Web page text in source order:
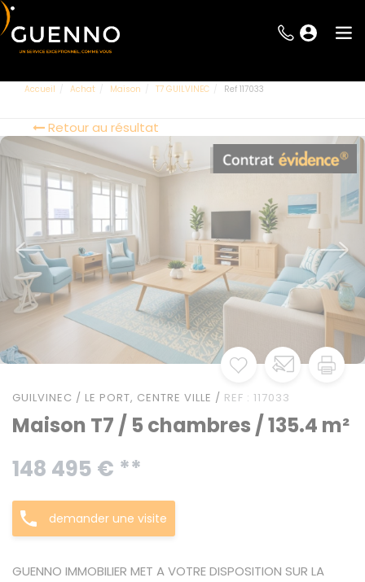
Accueil Achat Maison T7 GUILVINEC Ref 117033
Retour au résultat
GUILVINEC / LE PORT, CENTRE VILLE / REF : 117033
Maison T7 / 5 chambres / 135.4 m²
148 495 € **
demander une visite
GUENNO IMMOBILIER MET A VOTRE DISPOSITION SUR LA